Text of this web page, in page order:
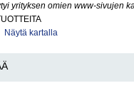
yrityksen omien www-sivujen
Näytä kartalla